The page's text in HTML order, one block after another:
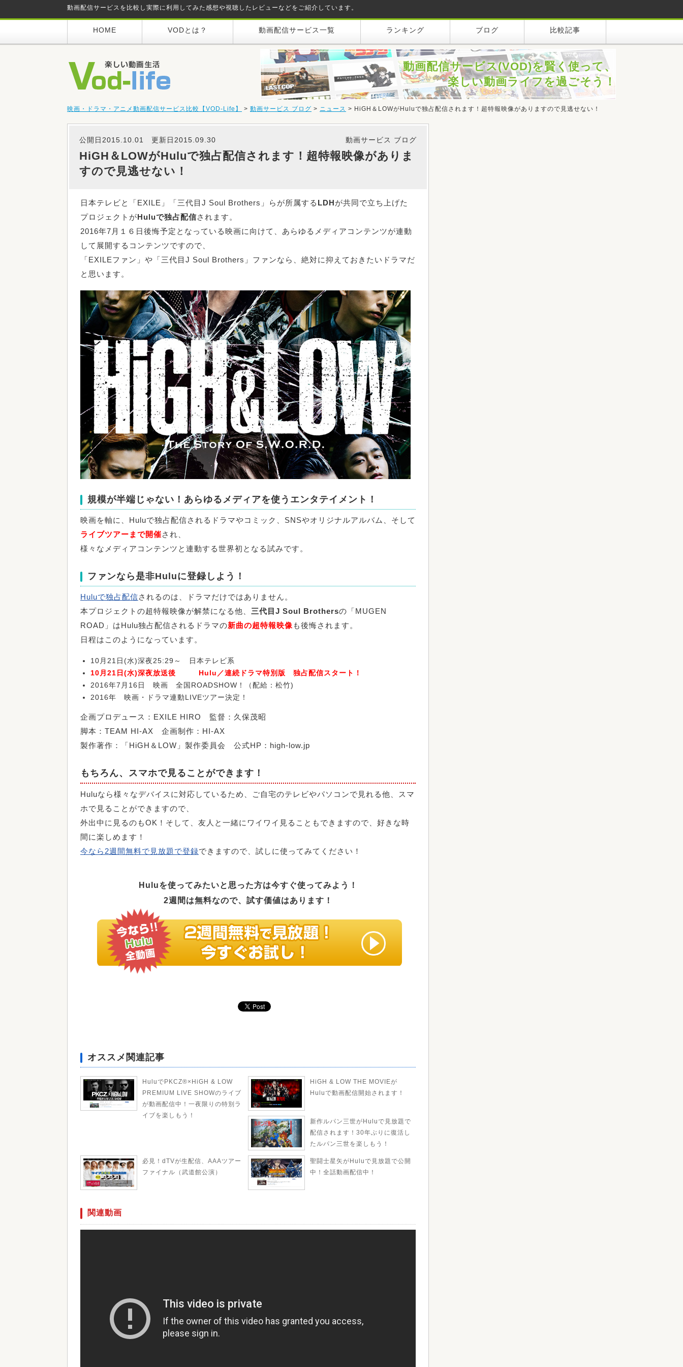
動画配信サービスを比較し実際に利用してみた感想や視聴したレビューなどをご紹介しています。
HOME VODとは？ 動画配信サービス一覧 ランキング ブログ 比較記事
動画配信サービス(VOD)を賢く使って、
楽しい動画ライフを過ごそう！
映画・ドラマ・アニメ動画配信サービス比較【VOD-Life】 > 動画サービス ブログ > ニュース > HiGH＆LOWがHuluで独占配信されます！超特報映像がありますので見逃せない！
公開日2015.10.01 更新日2015.09.30 動画サービス ブログ
HiGH＆LOWがHuluで独占配信されます！超特報映像がありま
すので見逃せない！
日本テレビと「EXILE」「三代目J Soul Brothers」らが所属する LDHが共同で立ち上げた
プロジェクトがHuluで独占配信されます。
2016年7月１６日後悔予定となっている映画に向けて、あらゆるメディアコンテンツが連動
して展開するコンテンツですので、
「EXILEファン」や「三代目J Soul Brothers」ファンなら、絶対に抑えておきたいドラマだ
と思います。
規模が半端じゃない！あらゆるメディアを使うエンタテイメント！
映画を軸に、Huluで独占配信されるドラマやコミック、SNSやオリジナルアルバム、そして
ライブツアーまで開催され、
様々なメディアコンテンツと連動する世界初となる試みです。
ファンなら是非Huluに登録しよう！
Huluで独占配信されるのは、ドラマだけではありません。
本プロジェクトの超特報映像が解禁になる他、 三代目J Soul Brothersの「MUGEN
ROAD」はHulu独占配信されるドラマの新曲の超特報映像 も後悔されます。
日程はこのようになっています。
10月21日(水)深夜25:29～ 日本テレビ系
10月21日(水)深夜放送後 Hulu／連続ドラマ特別版 独占配信スタート！
2016年7月16日 映画 全国ROADSHOW！（配給：松竹)
2016年 映画・ドラマ連動LIVEツアー決定！
企画プロデュース：EXILE HIRO 監督：久保茂昭
脚本：TEAM HI-AX 企画制作：HI-AX
製作著作：「HiGH＆LOW」製作委員会 公式HP：high-low.jp
もちろん、スマホで見ることができます！
Huluなら様々なデバイスに対応しているため、ご自宅のテレビやパソコンで見れる他、スマ
ホで見ることができますので、
外出中に見るのもOK！そして、友人と一緒にワイワイ見ることもできますので、好きな時
間に楽しめます！
今なら2週間無料で見放題で登録できますので、試しに使ってみてください！
Huluを使ってみたいと思った方は今すぐ使ってみよう！
2週間は無料なので、試す価値はあります！
オススメ関連記事
HuluでPKCZ®×HiGH & LOW
PREMIUM LIVE SHOWのライブ
が動画配信中！一夜限りの特別ラ
イブを楽しもう！
HiGH & LOW THE MOVIEが
Huluで動画配信開始されます！
新作ルパン三世がHuluで見放題で
配信されます！30年ぶりに復活し
たルパン三世を楽しもう！
必見！dTVが生配信、AAAツアー
ファイナル（武道館公演）
聖闘士星矢がHuluで見放題で公開
中！全話動画配信中！
関連動画